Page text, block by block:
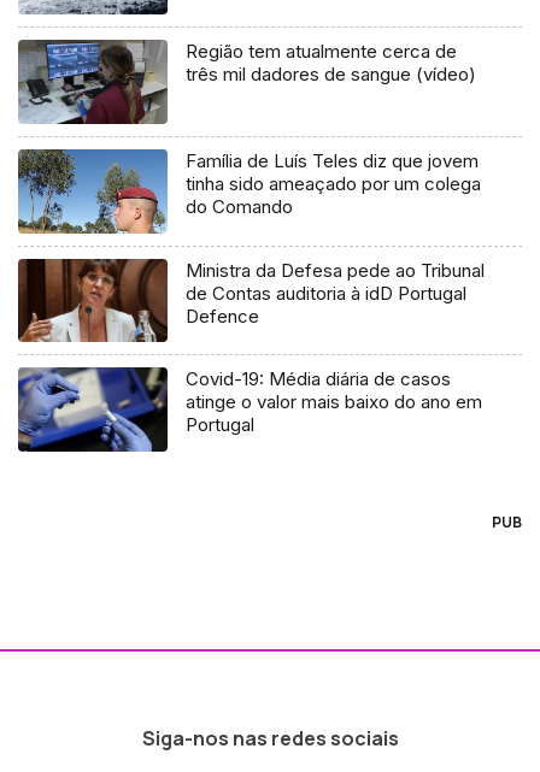
Região tem atualmente cerca de
três mil dadores de sangue (vídeo)
Família de Luís Teles diz que jovem
tinha sido ameaçado por um colega
do Comando
Ministra da Defesa pede ao Tribunal
de Contas auditoria à idD Portugal
Defence
Covid-19: Média diária de casos
atinge o valor mais baixo do ano em
Portugal
PUB
Siga-nos nas redes sociais